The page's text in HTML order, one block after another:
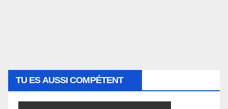
TU ES AUSSI COMPÉTENT